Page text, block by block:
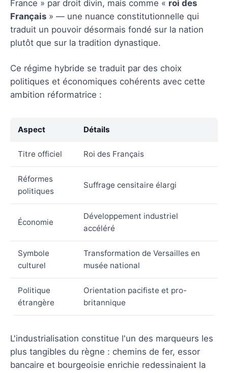
France » par droit divin, mais comme « roi des
Français » — une nuance constitutionnelle qui
traduit un pouvoir désormais fondé sur la nation
plutôt que sur la tradition dynastique.
Ce régime hybride se traduit par des choix
politiques et économiques cohérents avec cette
ambition réformatrice :
Aspect Détails
Titre officiel Roi des Français
Réformes
politiques
Suffrage censitaire élargi
Économie
Développement industriel
accéléré
Symbole
culturel
Transformation de Versailles en
musée national
Politique
étrangère
Orientation pacifiste et pro-
britannique
L'industrialisation constitue l'un des marqueurs les
plus tangibles du règne : chemins de fer, essor
bancaire et bourgeoisie enrichie redessinaient la